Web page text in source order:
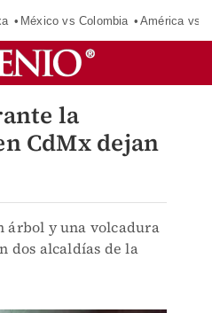
México vs Colombia América vs
la
CdMx dejan
árbol y una volcadura
dos alcaldías de la